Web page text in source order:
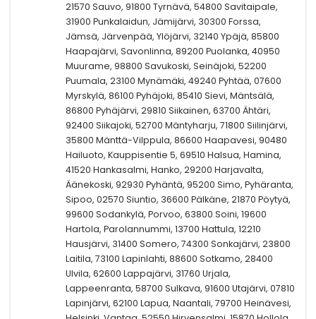
21570 Sauvo, 91800 Tyrnävä, 54800 Savitaipale,
31900 Punkalaidun, Jämijärvi, 30300 Forssa,
Jämsä, Järvenpää, Ylöjärvi, 32140 Ypäjä, 85800
Haapajärvi, Savonlinna, 89200 Puolanka, 40950
Muurame, 98800 Savukoski, Seinäjoki, 52200
Puumala, 23100 Mynämäki, 49240 Pyhtää, 07600
Myrskylä, 86100 Pyhäjoki, 85410 Sievi, Mäntsälä,
86800 Pyhäjärvi, 29810 Siikainen, 63700 Ähtäri,
92400 Siikajoki, 52700 Mäntyharju, 71800 Siilinjärvi,
35800 Mänttä-Vilppula, 86600 Haapavesi, 90480
Hailuoto, Kauppisentie 5, 69510 Halsua, Hamina,
41520 Hankasalmi, Hanko, 29200 Harjavalta,
Äänekoski, 92930 Pyhäntä, 95200 Simo, Pyhäranta,
Sipoo, 02570 Siuntio, 36600 Pälkäne, 21870 Pöytyä,
99600 Sodankylä, Porvoo, 63800 Soini, 19600
Hartola, Parolannummi, 13700 Hattula, 12210
Hausjärvi, 31400 Somero, 74300 Sonkajärvi, 23800
Laitila, 73100 Lapinlahti, 88600 Sotkamo, 28400
Ulvila, 62600 Lappajärvi, 31760 Urjala,
Lappeenranta, 58700 Sulkava, 91600 Utajärvi, 07810
Lapinjärvi, 62100 Lapua, Naantali, 79700 Heinävesi,